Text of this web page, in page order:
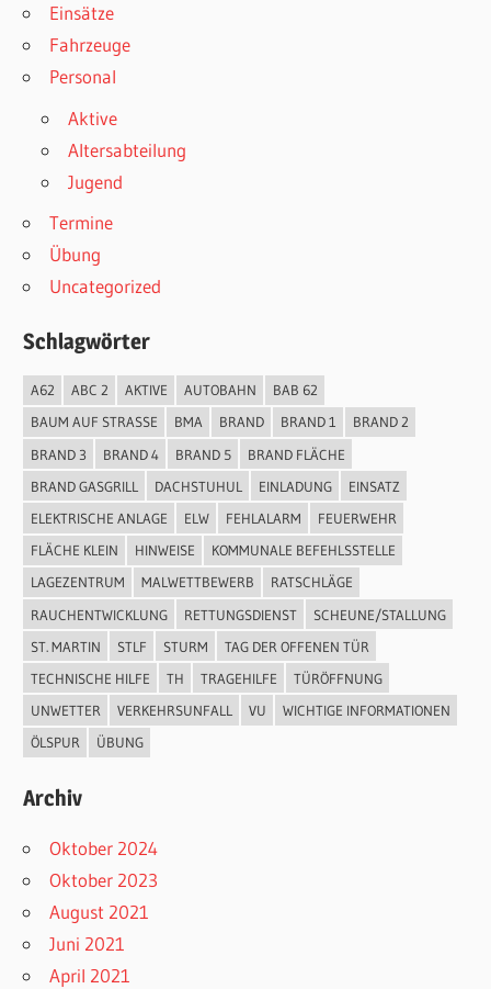
Einsätze
Fahrzeuge
Personal
Aktive
Altersabteilung
Jugend
Termine
Übung
Uncategorized
Schlagwörter
A62 ABC 2 AKTIVE AUTOBAHN
BAB 62
BAUM AUF STRASSE
BMA BRAND BRAND 1
BRAND 2
BRAND 3
BRAND 4 BRAND 5
BRAND FLÄCHE
BRAND GASGRILL
DACHSTUHUL EINLADUNG
EINSATZ
ELEKTRISCHE ANLAGE
ELW FEHLALARM
FEUERWEHR
FLÄCHE KLEIN
HINWEISE
KOMMUNALE BEFEHLSSTELLE
LAGEZENTRUM
MALWETTBEWERB
RATSCHLÄGE
RAUCHENTWICKLUNG
RETTUNGSDIENST
SCHEUNE/STALLUNG
ST. MARTIN
STLF STURM
TAG DER OFFENEN TÜR
TECHNISCHE HILFE
TH TRAGEHILFE
TÜRÖFFNUNG
UNWETTER
VERKEHRSUNFALL VU
WICHTIGE INFORMATIONEN
ÖLSPUR
ÜBUNG
Archiv
Oktober 2024
Oktober 2023
August 2021
Juni 2021
April 2021